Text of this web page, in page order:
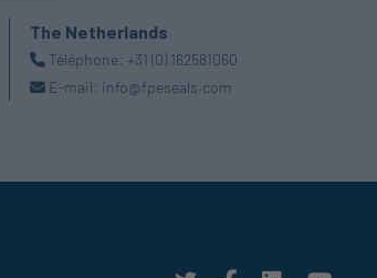
The Netherlands
Téléphone: +31 (0) 162581060
E-mail: info@fpeseals.com